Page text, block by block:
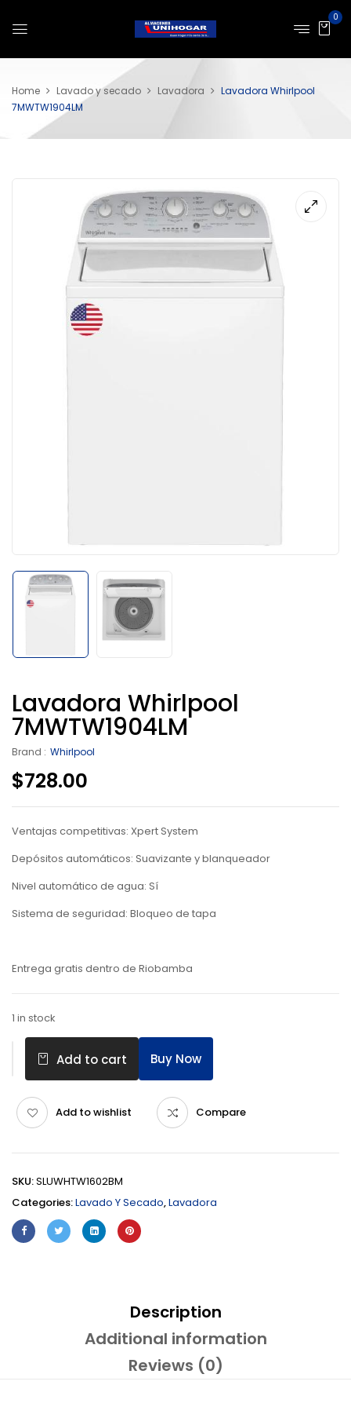
0
Home Lavado y secado Lavadora
Lavadora Whirlpool
7MWTW1904LM
Lavadora Whirlpool
7MWTW1904LM
Brand : Whirlpool
$728.00
Ventajas competitivas: Xpert System
Depósitos automáticos: Suavizante y blanqueador
Nivel automático de agua: Sí
Sistema de seguridad: Bloqueo de tapa
Entrega gratis dentro de Riobamba
1 in stock
Add to cart Buy Now
Add to wishlist Compare
SKU:SLUWHTW1602BM
Categories:Lavado Y Secado,Lavadora
Description
Additional information
Reviews (0)